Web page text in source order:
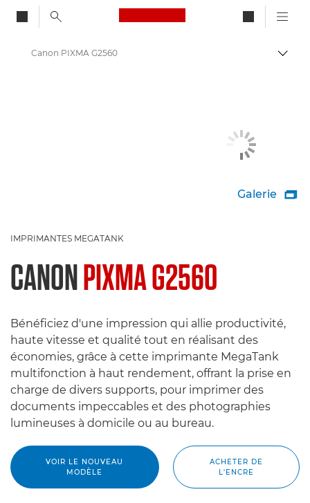
Canon Logo, back to
Canon PIXMA G2560
Galerie 
IMPRIMANTES MEGATANK
CANONPIXMA G2560
Bénéficiez d'une impression qui allie productivité,
haute vitesse et qualité tout en réalisant des
économies, grâce à cette imprimante MegaTank
multifonction à haut rendement, offrant la prise en
charge de divers supports, pour imprimer des
documents impeccables et des photographies
lumineuses à domicile ou au bureau.
VOIR LE NOUVEAU
MODÈLE
ACHETER DE
L'ENCRE